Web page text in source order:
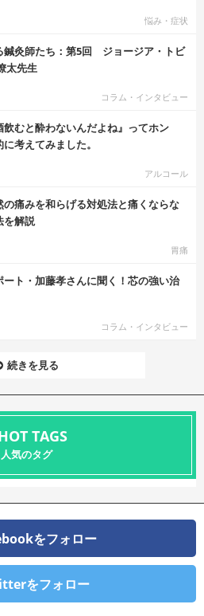
悩み・症状
鍼灸師たち：第5回 ジョージア・トビ
太先生
コラム・インタビュー
飲むと酔わないんだよね』ってホン
考えてみました。
アルコール
の痛みを和らげる対処法と痛くならな
を解説
胃痛
ート・加藤孝さんに聞く！芯の強い治
コラム・インタビュー
続きを見る
TAGS
人気のタグ
をフォロー
をフォロー